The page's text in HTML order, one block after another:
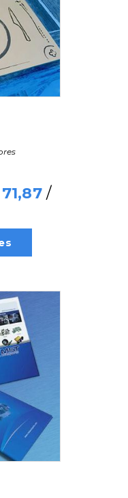
71,87/